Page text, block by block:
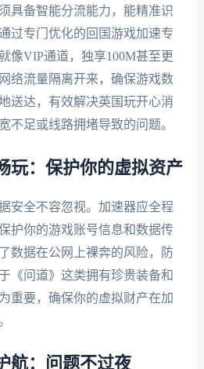
具备智能分流能力，能精准识
过专门优化的回国游戏加速专
像VIP通道，独享100M甚至更
络流量隔离开来，确保游戏数
送达，有效解决英国玩开心消
不足或线路拥堵导致的问题。
玩：保护你的虚拟资产
安全不容忽视。加速器应全程
护你的游戏账号信息和数据传
数据在公网上裸奔的风险，防
《问道》这类拥有珍贵装备和
重要，确保你的虚拟财产在加
航：问题不过夜